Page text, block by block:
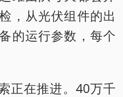
，从光伏组件的出
的运行参数，每个
正在推进。40万千